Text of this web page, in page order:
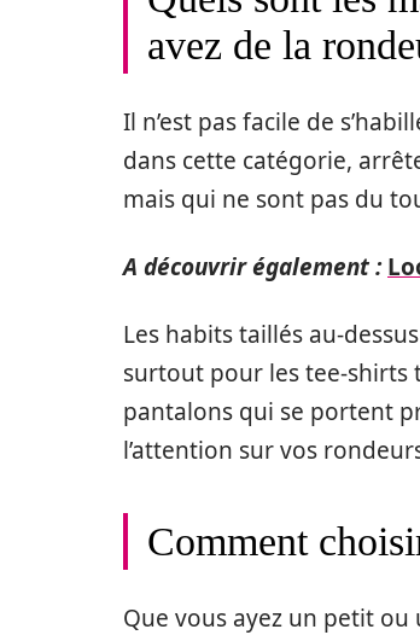
avez de la
Il n’est pas facile de
dans cette catégorie,
mais qui ne sont pas du
A découvrir également :
Les habits taillés au-
surtout pour les tee-shirts
pantalons qui se portent
l’attention sur vos
Comment
Que vous ayez un petit